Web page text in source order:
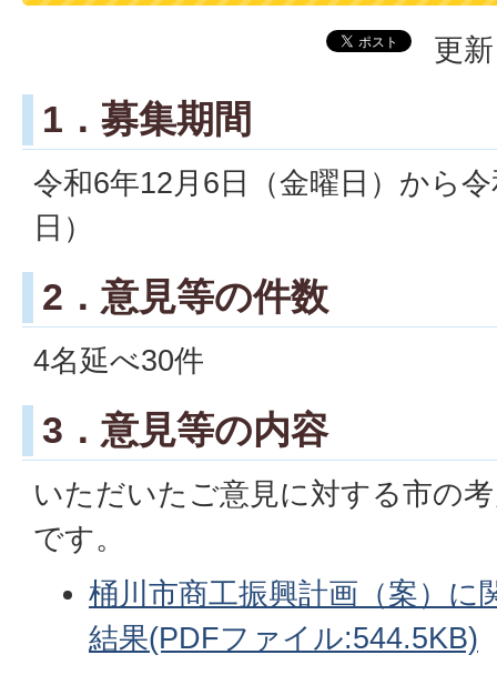
更
1．募集期間
令和6年12月6日（金曜日）から
日）
2．意見等の件数
4名延べ30件
3．意見等の内容
いただいたご意見に対する市の
です。
桶川市商工振興計画（案）に
結果(PDFファイル:544.5KB)